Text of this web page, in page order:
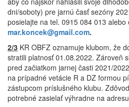
dni/soboty) pre jarnú časť sezóny
posielajte na tel. 0915 084 013 alebo
mar.koncek@gmail.com.
2/3 KR OBFZ oznamuje klubom, že
stratili platnosť 01.08.2022. Zároveň
pred začiatkom jarnej časti 2021/
na prípadné vetácie R a DZ formou
zástupcom príslušného klubu.
potrebné zasielať výhradne na